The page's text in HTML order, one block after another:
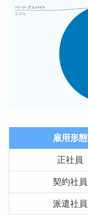
雇用形態
正社員
契約社員
派遣社員